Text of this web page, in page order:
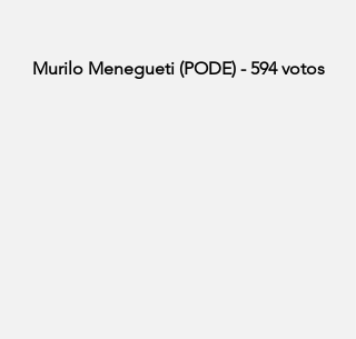
Murilo Menegueti (PODE) - 594 votos